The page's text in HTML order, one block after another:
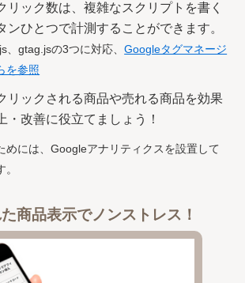
リック数は、複雑なスクリプトを書く
ンひとつで計測することができます。
、gtag.jsの3つに対応、Googleタグマネージ
を参照
リックされる商品や売れる商品を効果
・改善に役立てましょう！
めには、Googleアナリティクスを設置して
商品表示でノンストレス！